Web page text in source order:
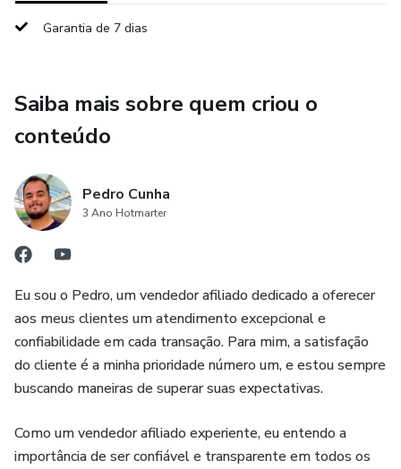
Garantia de 7 dias
Saiba mais sobre quem criou o
conteúdo
Pedro Cunha
3 Ano Hotmarter
Eu sou o Pedro, um vendedor afiliado dedicado a oferecer
aos meus clientes um atendimento excepcional e
confiabilidade em cada transação. Para mim, a satisfação
do cliente é a minha prioridade número um, e estou sempre
buscando maneiras de superar suas expectativas.
Como um vendedor afiliado experiente, eu entendo a
importância de ser confiável e transparente em todos os